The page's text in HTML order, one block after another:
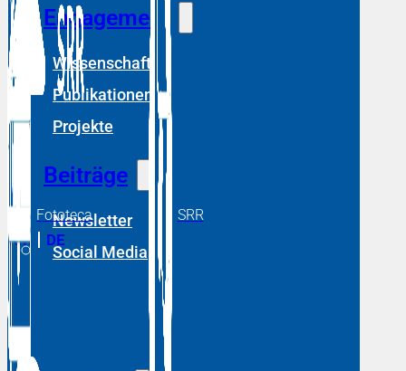
Engagement
Wissenschaft
Publikationen
Projekte
Beiträge
Newsletter
Social Media
RM DE
Fototeca SRR